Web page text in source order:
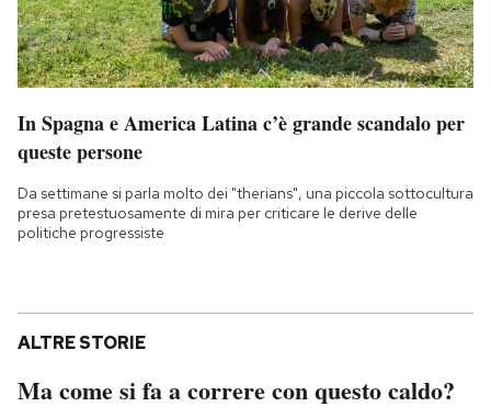
In Spagna e America Latina c’è grande scandalo per
queste persone
Da settimane si parla molto dei "therians", una piccola sottocultura
presa pretestuosamente di mira per criticare le derive delle
politiche progressiste
ALTRE STORIE
Ma come si fa a correre con questo caldo?